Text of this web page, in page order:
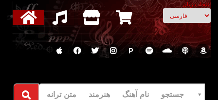
انتخاب زبان
P
جستجو نام آهنگ هنرمند متن ترانه